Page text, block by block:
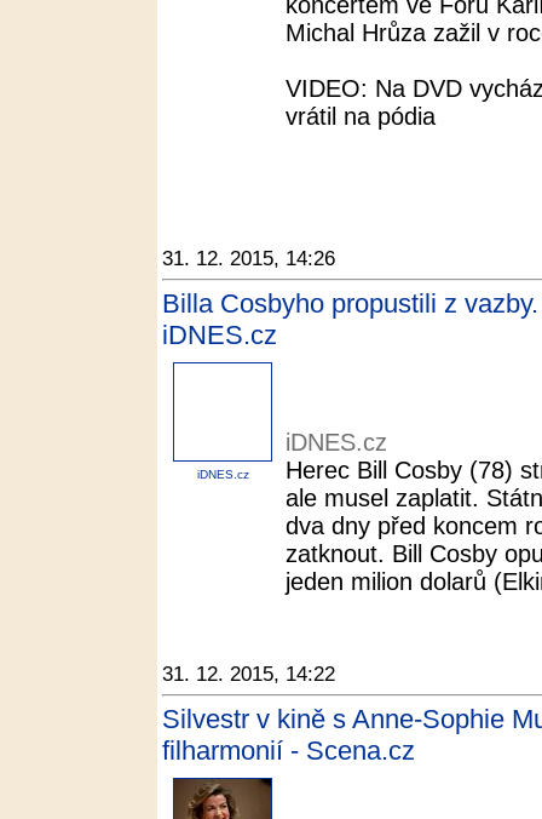
Michal Hrůza zažil v
VIDEO: Na DVD
vrátil na pódia
31. 12. 2015, 14:26
Billa Cosbyho propustili z
iDNES.cz
iDNES.cz
iDNES.cz
Herec Bill Cosby (78)
ale musel zaplatit.
dva dny před koncem
zatknout. Bill Cosby
jeden milion dolarů
31. 12. 2015, 14:22
Silvestr v kině s Anne-Sophie
filharmonií - Scena.cz